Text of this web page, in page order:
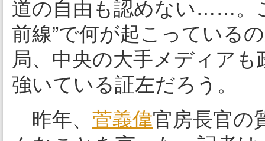
道の自由も認めない……。
前線”で何が起こっている
局、中央の大手メディア
強いている証左だろう。
昨年、 菅義偉官房長官の